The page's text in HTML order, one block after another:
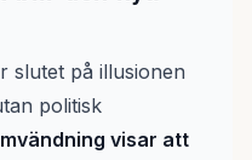
slutet på illusionen
politisk
visar att